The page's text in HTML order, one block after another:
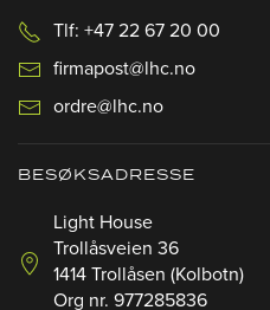
Tlf: +47 22 67 20 00
firmapost@lhc.no
ordre@lhc.no
BESØKSADRESSE
Light House
Trollåsveien 36
1414 Trollåsen (Kolbotn)
Org nr. 977285836